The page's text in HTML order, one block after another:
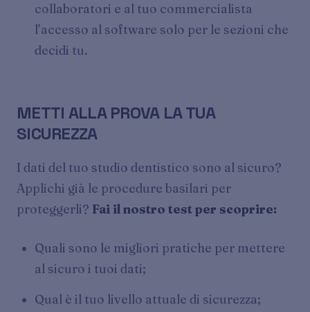
collaboratori e al tuo commercialista
l’accesso al software solo per le sezioni che
decidi tu.
METTI ALLA PROVA LA TUA
SICUREZZA
I dati del tuo studio dentistico sono al sicuro?
Applichi già le procedure basilari per
proteggerli? Fai il nostro test per scoprire:
Quali sono le migliori pratiche per mettere
al sicuro i tuoi dati;
Qual è il tuo livello attuale di sicurezza;